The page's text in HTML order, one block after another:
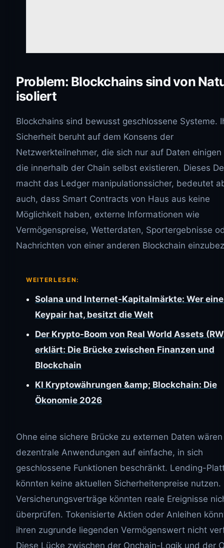
Problem: Blockchains sind von
isoliert
Blockchains sind bewusst geschlossene Systeme.
Sicherheit beruht auf dem Konsens der
Netzwerkteilnehmer, die sich nur auf Daten einigen
die innerhalb der Chain selbst existieren. Dieses
macht das Ledger manipulationssicher, bedeutet
auch, dass Smart Contracts von Haus aus keine
Möglichkeit haben, externe Informationen wie
Vermögenspreise, Wetterdaten, Sportergebnisse
Nachrichten von einer anderen Blockchain
WEITERLESEN:
Solana und Internet-Kapitalmärkte: Wer
Keypair hat, besitzt die Welt
Der Krypto-Boom von Real World Assets
erklärt: Die Brücke zwischen Finanzen und
Blockchain
KI Kryptowährungen &amp; Blockchain: Die
Ökonomie 2026
Ohne eine sichere Brücke zu externen Daten wären
dezentrale Anwendungen auf einfache, in sich
geschlossene Funktionen beschränkt. Lending-
könnten keine aktuellen Sicherheitenpreise nutzen.
Versicherungsverträge könnten reale Ereignisse
überprüfen. Tokenisierte Aktien oder Anleihen
ihren zugrunde liegenden Vermögenswert nicht
Diese Lücke zwischen der Onchain-Logik und der